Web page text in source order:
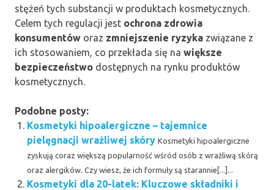
stężeń tych substancji w produktach kosmetycznych.
Celem tych regulacji jest ochrona zdrowia
konsumentów oraz zmniejszenie ryzyka związane z
ich stosowaniem, co przekłada się na większe
bezpieczeństwo dostępnych na rynku produktów
kosmetycznych.
Podobne posty:
Kosmetyki hipoalergiczne – tajemnice
pielęgnacji wrażliwej skóry Kosmetyki hipoalergiczne
zyskują coraz większą popularność wśród osób z wrażliwą skórą
oraz alergików. Czy wiesz, że ich formuły są starannie[...]...
Kosmetyki dla 20-latek: Kluczowe składniki i